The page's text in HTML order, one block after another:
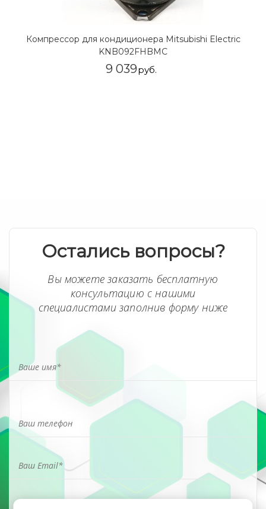
Компрессор для кондиционера Mitsubishi Electric
KNB092FHBMC
9 039руб.
Остались вопросы?
Вы можете заказать бесплатную
консультацию с нашими
специалистами заполнив форму ниже